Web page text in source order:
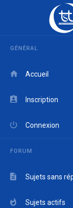
GÉNÉRAL
Accueil
Inscription
Connexion
FORUM
Sujets sans
Sujets actifs